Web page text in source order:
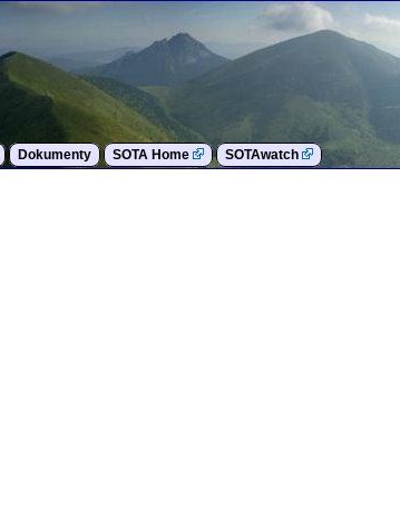
Dokumenty SOTA Home SOTAwatch